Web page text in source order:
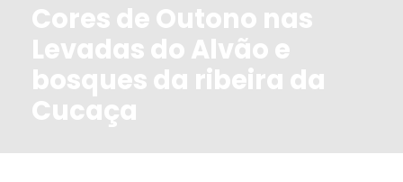
Cores de Outono nas
Levadas do Alvão e
bosques da ribeira da
Cucaça